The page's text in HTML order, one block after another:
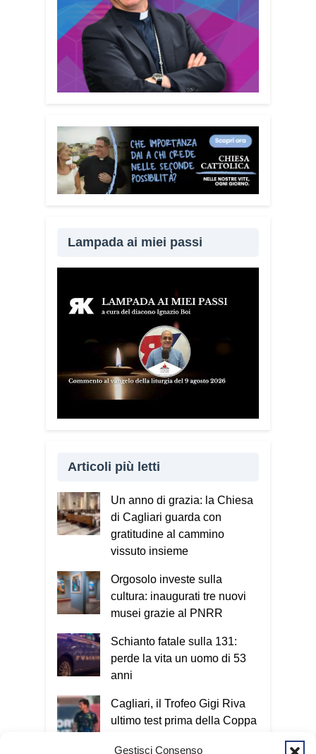
Gestisci Consenso
Lampada ai miei passi
Articoli più letti
Un anno di grazia: la Chiesa
di Cagliari guarda con
gratitudine al cammino
vissuto insieme
Orgosolo investe sulla
cultura: inaugurati tre nuovi
musei grazie al PNRR
Schianto fatale sulla 131:
perde la vita un uomo di 53
anni
Cagliari, il Trofeo Gigi Riva
ultimo test prima della Coppa